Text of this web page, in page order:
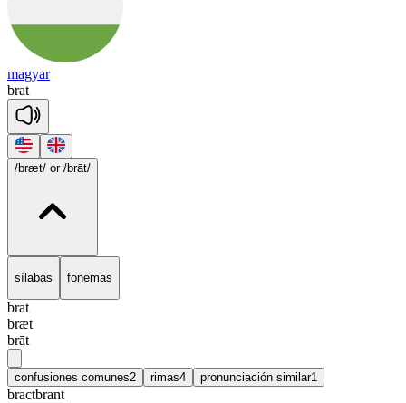
magyar
brat
/bræt/ or /brāt/
sílabas fonemas
brat
bræt
brāt
confusiones comunes2 rimas4 pronunciación similar1
bractbrant